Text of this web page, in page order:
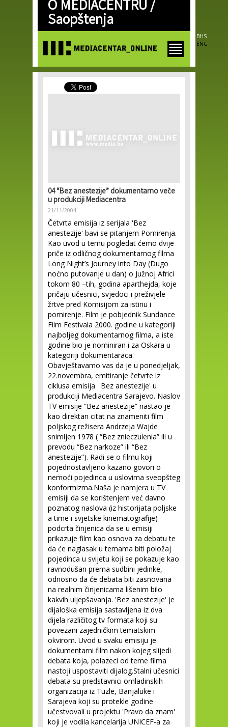
Skip to
main
content
O MEDIACENTRU /
Saopštenja
BHS
ENG
04 “Bez anestezije” dokumentarno veče
u produkciji Mediacentra
21/11/2004
Četvrta emisija iz serijala 'Bez
anestezije' bavi se pitanjem Pomirenja.
Kao uvod u temu pogledat ćemo dvije
priče iz odličnog dokumentarnog filma
Long Night’s Journey into Day (Dugo
noćno putovanje u dan) o Južnoj Africi
tokom 80 –tih, godina aparthejda, koje
pričaju učesnici, svjedoci i preživjele
žrtve pred Komisijom za istinu i
pomirenje. Film je pobjednik Sundance
Film Festivala 2000. godine u kategoriji
najboljeg dokumentarnog filma, a iste
godine bio je nominiran i za Oskara u
kategoriji dokumentaraca.
Obavještavamo vas da je u ponedjeljak,
22.novembra, emitiranje četvrte iz
ciklusa emisija 'Bez anestezije' u
produkciji Mediacentra Sarajevo. Naslov
TV emisije “Bez anestezije” nastao je
kao direktan citat na znameniti film
poljskog režisera Andrzeja Wajde
snimljen 1978 ( “Bez znieczulenia” ili u
prevodu “Bez narkoze” ili “Bez
anestezije”). Radi se o filmu koji
pojednostavljeno kazano govori o
nemoći pojedinca u uslovima sveopšteg
konformizma.Naša je namjera u TV
emisiji da se korištenjem već davno
poznatog naslova (iz historijata poljske
a time i svjetske kinematografije)
podcrta činjenica da se u emisiji
prikazuje film kao osnova za debatu te
da će naglasak u temama biti položaj
pojedinca u svijetu koji se pokazuje kao
ravnodušan prema sudbini jedinke,
odnosno da će debata biti zasnovana
na realnim činjenicama lišenim bilo
kakvih uljepšavanja. 'Bez anestezije' je
dijaloška emisija sastavljena iz dva
dijela različitog tv formata koji su
povezani zajedničkim tematskim
okvirom. Uvod u svaku emisiju je
dokumentarni film nakon kojeg slijedi
debata koja, polazeci od teme filma
nastoji uspostaviti dijalog.Stalni učesnici
debata su predstavnici omladinskih
organizacija iz Tuzle, Banjaluke i
Sarajeva koji su protekle godine
učestvovali u projektu 'Pravo da znam'
koji je vodila kancelarija UNICEF-a za